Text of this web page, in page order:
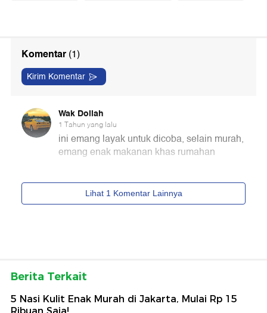
Berita Terkait
5 Nasi Kulit Enak Murah di Jakarta, Mulai Rp 15